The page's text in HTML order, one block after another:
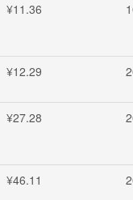
¥11.36
¥12.29
¥27.28
¥46.11